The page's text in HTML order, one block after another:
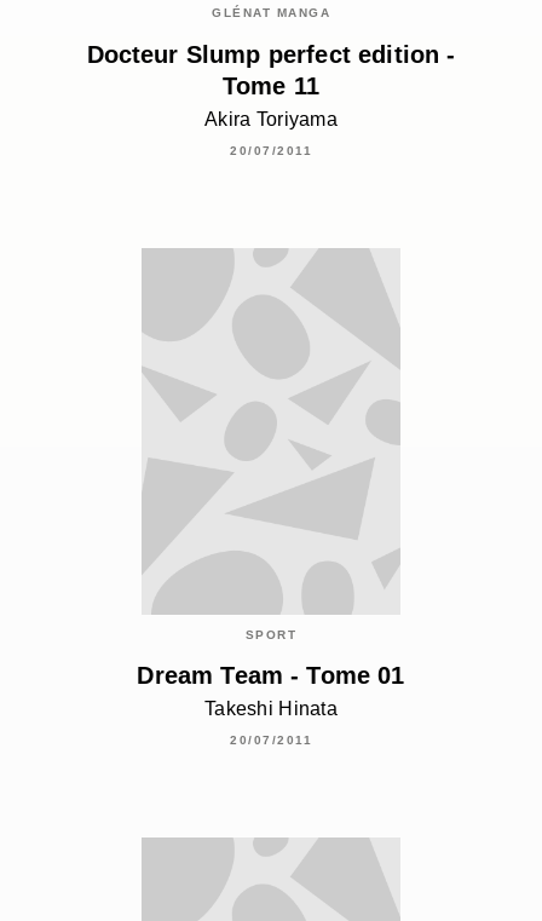
GLÉNAT MANGA
Docteur Slump perfect edition -
Tome 11
Akira Toriyama
20/07/2011
SPORT
Dream Team - Tome 01
Takeshi Hinata
20/07/2011